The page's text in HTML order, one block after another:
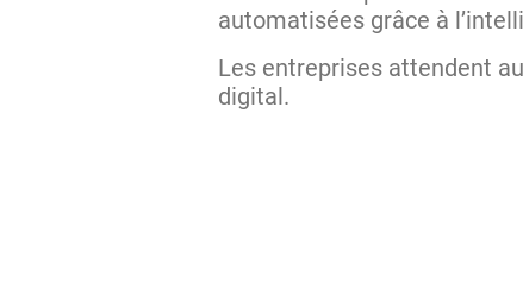
automatisées grâce à
Les entreprises attendent
digital.